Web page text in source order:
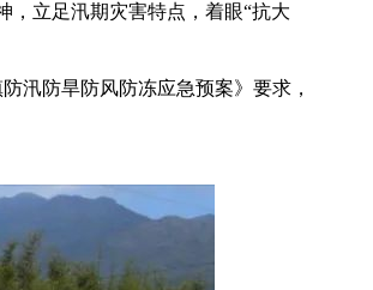
立足汛期灾害特点，着眼“抗大
汛防旱防风防冻应急预案》要求，